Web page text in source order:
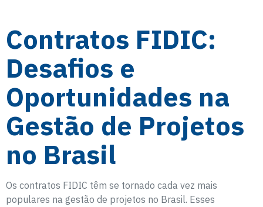
Contratos FIDIC:
Desafios e
Oportunidades na
Gestão de Projetos
no Brasil
Os contratos FIDIC têm se tornado cada vez mais
populares na gestão de projetos no Brasil. Esses